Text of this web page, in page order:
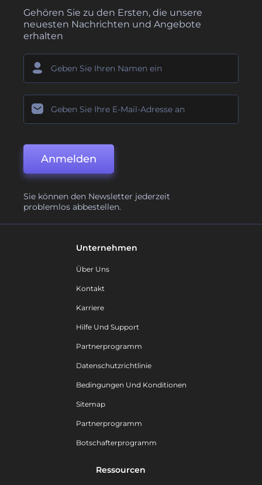
Gehören Sie zu den Ersten, die unsere
neuesten Nachrichten und Angebote
erhalten
Anmelden
Sie können den Newsletter jederzeit
problemlos abbestellen.
Unternehmen
Über Uns
Kontakt
Karriere
Hilfe Und Support
Partnerprogramm
Datenschutzrichtlinie
Bedingungen Und Konditionen
Sitemap
Partnerprogramm
Botschafterprogramm
Ressourcen